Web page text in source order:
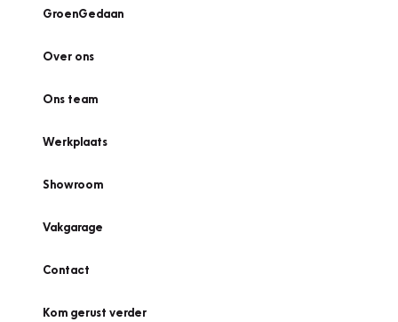
GroenGedaan
Over ons
Ons team
Werkplaats
Showroom
Vakgarage
Contact
Kom gerust verder